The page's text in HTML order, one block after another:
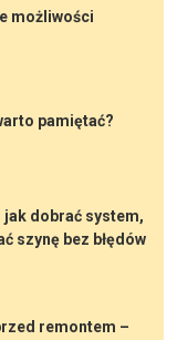
możliwości
pamiętać?
jak dobrać system,
szynę bez błędów
remontem –